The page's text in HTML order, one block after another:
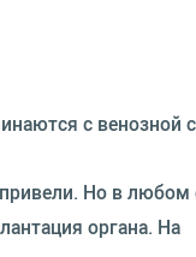
с венозной
Но в любом
органа. На